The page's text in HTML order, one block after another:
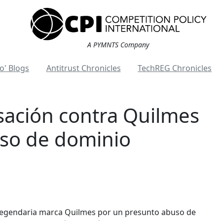
A PYMNTS Company
Blogs Antitrust Chronicles TechREG Chronicles
contra Quilmes
de dominio
marca Quilmes por un presunto abuso de